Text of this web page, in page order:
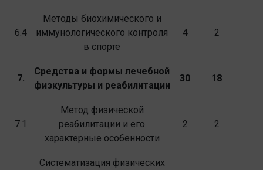
6.4
Методы биохимического и
иммунологического контроля
в спорте
4 2
7.
Средства и формы лечебной
физкультуры и реабилитации
30 18
7.1
Метод физической
реабилитации и его
характерные особенности
2 2
Систематизация физических